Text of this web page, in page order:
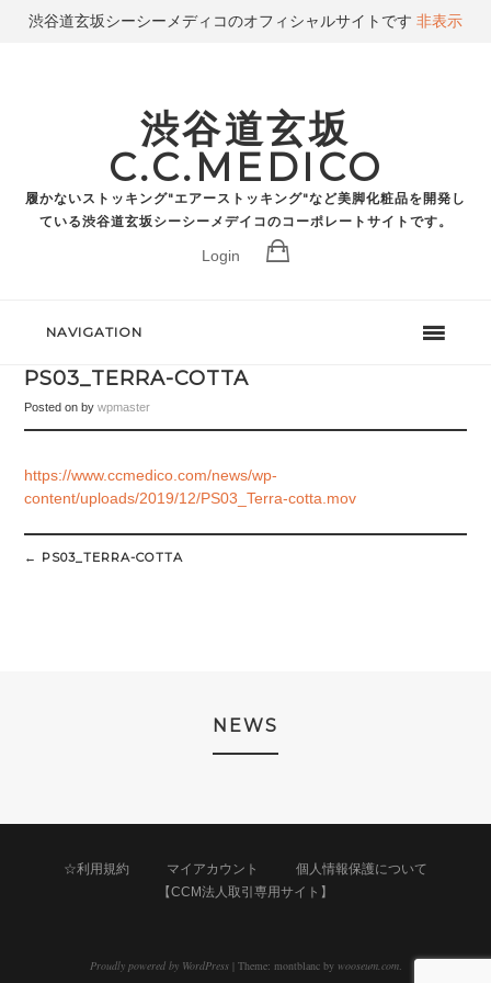
渋谷道玄坂
C.C.MEDICO
履かないストッキング"エアーストッキング"など美脚化粧品を開発し
ている渋谷道玄坂シーシーメデイコのコーポレートサイトです。
Login
NAVIGATION
PS03_TERRA-COTTA
Posted onbywpmaster
https://www.ccmedico.com/news/wp-
content/uploads/2019/12/PS03_Terra-cotta.mov
Post
navigation
← PS03_TERRA-COTTA
NEWS
☆利用規約 マイアカウント
個人情報保護について
【CCM法人取引専用サイト】
Proudly powered by WordPress | Theme: montblanc by wooseum.com.
渋谷道玄坂シーシーメディコのオフィシャルサイトです 非表示